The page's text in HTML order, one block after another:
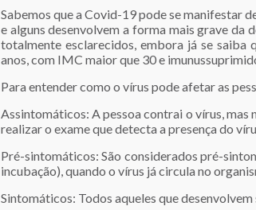
Sabemos que a Covid-19 pode se manifestar
e alguns desenvolvem a forma mais grave da
totalmente esclarecidos, embora já se saiba
anos, com IMC maior que 30 e
Para entender como o vírus pode afetar as
Assintomáticos: A pessoa contrai o vírus, mas
realizar o exame que detecta a presença do
Pré-sintomáticos: São considerados pré-
incubação), quando o vírus já circula no
Sintomáticos: Todos aqueles que